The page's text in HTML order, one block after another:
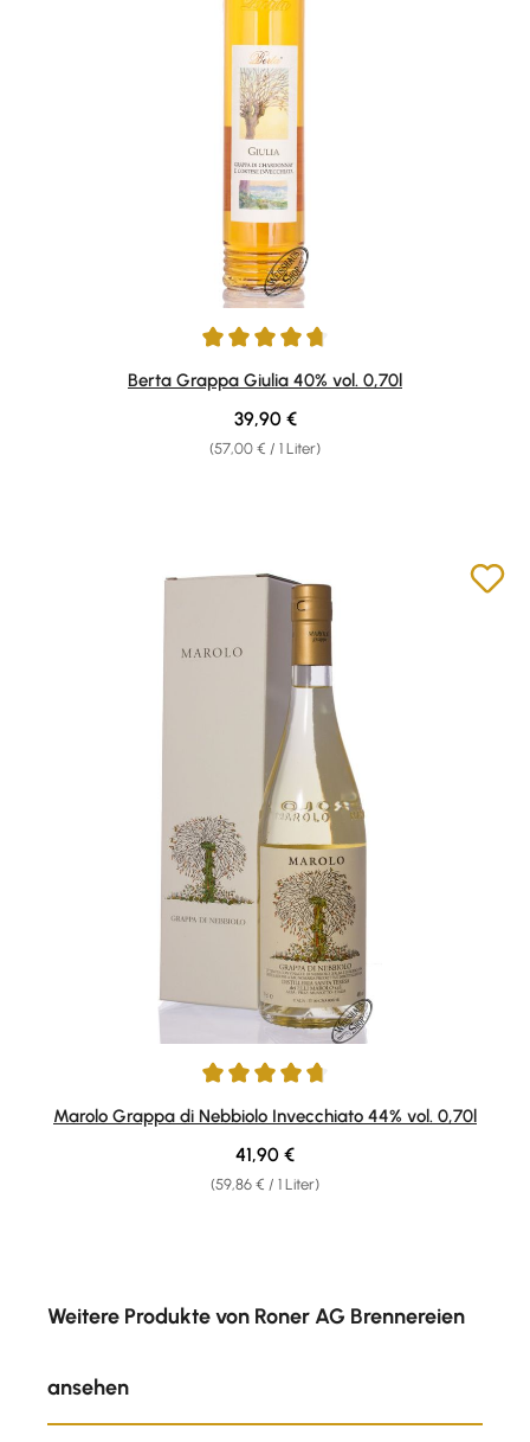
Durchschnittliche Bewertung von 4.8 von 5 Sternen
Berta Grappa Giulia 40% vol. 0,70l
(57,00 € / 1 Liter)
Regulärer Preis:
39,90 €
Durchschnittliche Bewertung von 4.73 von 5 Sternen
Marolo Grappa di Nebbiolo Invecchiato 44% vol. 0,70l
(59,86 € / 1 Liter)
Regulärer Preis:
41,90 €
Weitere Produkte von Roner AG Brennereien
ansehen